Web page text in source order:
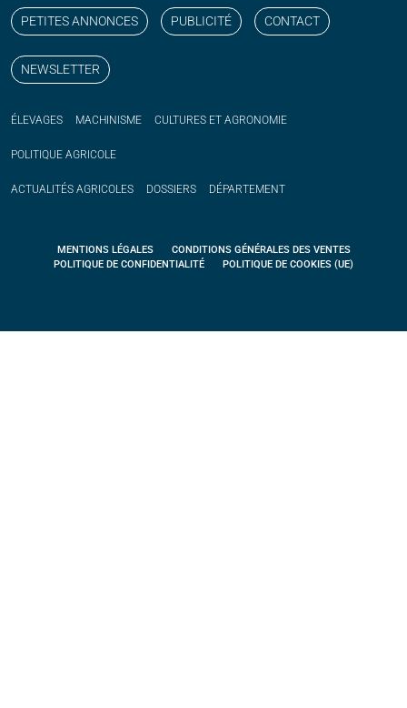
PETITES ANNONCES PUBLICITÉ CONTACT
NEWSLETTER
ÉLEVAGES MACHINISME CULTURES ET AGRONOMIE
POLITIQUE AGRICOLE
ACTUALITÉS AGRICOLES DOSSIERS DÉPARTEMENT
MENTIONS LÉGALES
CONDITIONS GÉNÉRALES DES VENTES
POLITIQUE DE CONFIDENTIALITÉ
POLITIQUE DE COOKIES (UE)